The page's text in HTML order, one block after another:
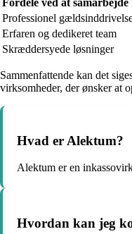
Fordele ved at
Professionel
Erfaren og dedikeret team
Skræddersyede løsninger
Sammenfattende kan det
virksomheder, der ønsker at
Hvad er Alektum?
Alektum er en
Hvordan kan jeg